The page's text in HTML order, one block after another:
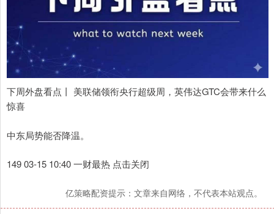
下周外盘看点丨 美联储领衔央行超级周，英伟达GTC会带来什么
惊喜
中东局势能否降温。
149 03-15 10:40 一财最热 点击关闭
亿策略配资提示：文章来自网络，不代表本站观点。